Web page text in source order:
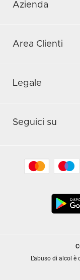
Azienda
Area Clienti
Legale
Seguici su
L’abuso di alcol